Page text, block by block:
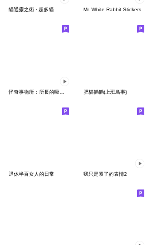
貓通靈之術 · 超多貓 Mr. White Rabbit Stickers
肥貓躺躺(上班鳥事)
退休半百女人的日常 我只是累了的表情2